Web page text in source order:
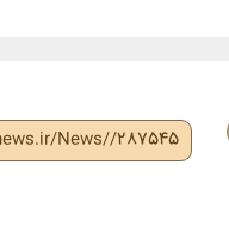
News//287545